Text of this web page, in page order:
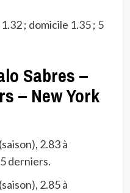
; domicile 1.35 ; 5
Sabres –
– New York
2.83 à
derniers.
2.85 à